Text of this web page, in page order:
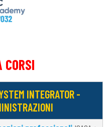
CORSI
INTEGRATOR -